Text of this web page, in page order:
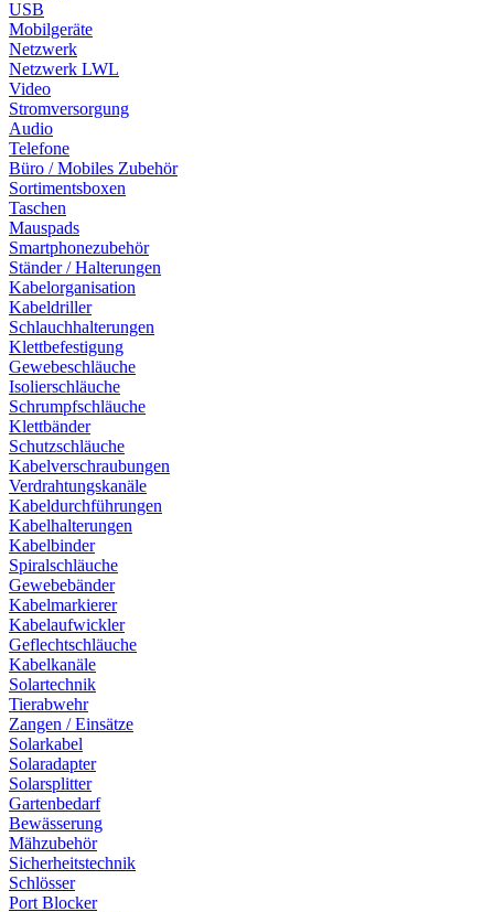
USB
Mobilgeräte
Netzwerk
Netzwerk LWL
Video
Stromversorgung
Audio
Telefone
Büro / Mobiles Zubehör
Sortimentsboxen
Taschen
Mauspads
Smartphonezubehör
Ständer / Halterungen
Kabelorganisation
Kabeldriller
Schlauchhalterungen
Klettbefestigung
Gewebeschläuche
Isolierschläuche
Schrumpfschläuche
Klettbänder
Schutzschläuche
Kabelverschraubungen
Verdrahtungskanäle
Kabeldurchführungen
Kabelhalterungen
Kabelbinder
Spiralschläuche
Gewebebänder
Kabelmarkierer
Kabelaufwickler
Geflechtschläuche
Kabelkanäle
Solartechnik
Tierabwehr
Zangen / Einsätze
Solarkabel
Solaradapter
Solarsplitter
Gartenbedarf
Bewässerung
Mähzubehör
Sicherheitstechnik
Schlösser
Port Blocker